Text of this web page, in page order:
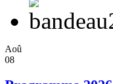
Aoû
08